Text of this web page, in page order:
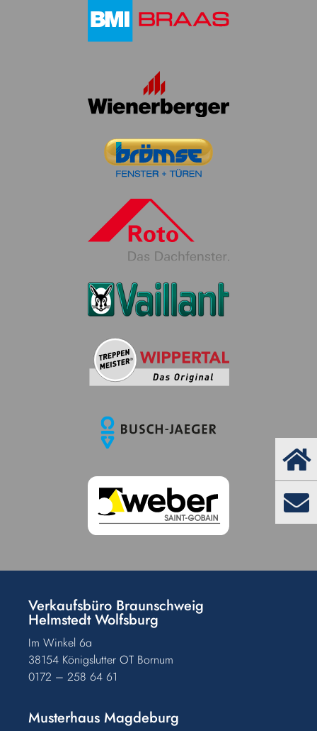
Verkaufsbüro Braunschweig
Helmstedt Wolfsburg
Im Winkel 6a
38154 Königslutter OT Bornum
0172 – 258 64 61
Musterhaus Magdeburg